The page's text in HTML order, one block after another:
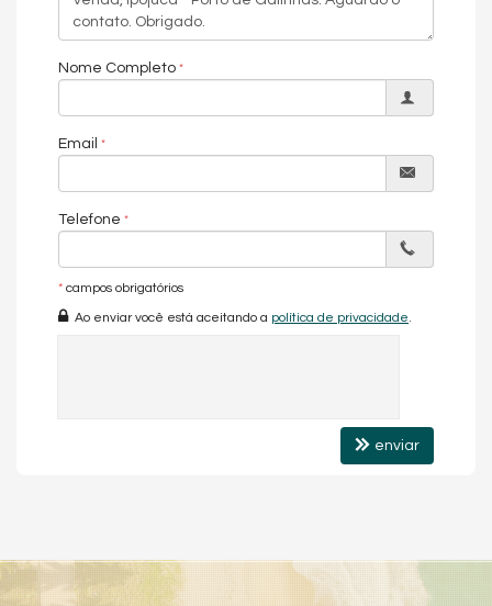
Lavabo
Nome Completo
Email
Telefone
* campos obrigatórios
Ao enviar você está aceitando a política de privacidade
enviar